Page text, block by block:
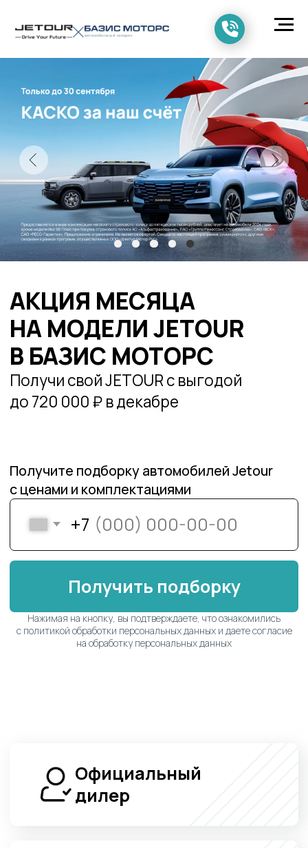
АКЦИЯ МЕСЯЦА
НА МОДЕЛИ JETOUR
В БАЗИС МОТОРС
Получите подборку автомобилей Jetour
с ценами и комплектациями
+7
Покупка одним
днём
Официальный